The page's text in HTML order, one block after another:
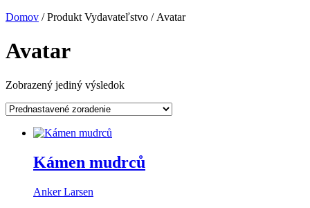
Domov / Produkt Vydavateľstvo / Avatar
Avatar
Zobrazený jediný výsledok
Kámen mudrců
Anker Larsen